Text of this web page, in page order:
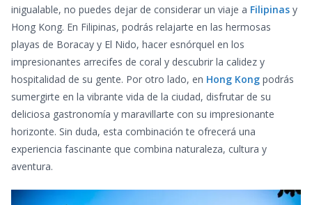
inigualable, no puedes dejar de considerar un viaje a Filipinas y
Hong Kong. En Filipinas, podrás relajarte en las hermosas
playas de Boracay y El Nido, hacer esnórquel en los
impresionantes arrecifes de coral y descubrir la calidez y
hospitalidad de su gente. Por otro lado, en Hong Kong podrás
sumergirte en la vibrante vida de la ciudad, disfrutar de su
deliciosa gastronomía y maravillarte con su impresionante
horizonte. Sin duda, esta combinación te ofrecerá una
experiencia fascinante que combina naturaleza, cultura y
aventura.